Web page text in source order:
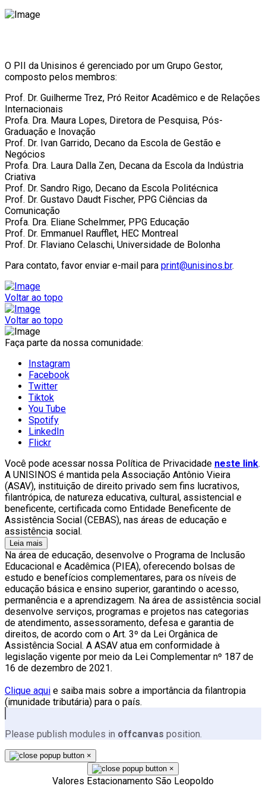
O PII da Unisinos é gerenciado por um Grupo Gestor,
composto pelos membros:
Prof. Dr. Guilherme Trez, Pró Reitor Acadêmico e de Relações
Internacionais
Profa. Dra. Maura Lopes, Diretora de Pesquisa, Pós-
Graduação e Inovação
Prof. Dr. Ivan Garrido, Decano da Escola de Gestão e
Negócios
Profa. Dra. Laura Dalla Zen, Decana da Escola da Indústria
Criativa
Prof. Dr. Sandro Rigo, Decano da Escola Politécnica
Prof. Dr. Gustavo Daudt Fischer, PPG Ciências da
Comunicação
Profa. Dra. Eliane Schelmmer, PPG Educação
Prof. Dr. Emmanuel Raufflet, HEC Montreal
Prof. Dr. Flaviano Celaschi, Universidade de Bolonha
Para contato, favor enviar e-mail para print@unisinos.br.
Voltar ao topo
Voltar ao topo
Faça parte da nossa comunidade:
Instagram
Facebook
Twitter
Tiktok
You Tube
Spotify
LinkedIn
Flickr
Você pode acessar nossa Política de Privacidade neste link.
A UNISINOS é mantida pela Associação Antônio Vieira
(ASAV), instituição de direito privado sem fins lucrativos,
filantrópica, de natureza educativa, cultural, assistencial e
beneficente, certificada como Entidade Beneficente de
Assistência Social (CEBAS), nas áreas de educação e
assistência social.
Leia mais
Na área de educação, desenvolve o Programa de Inclusão
Educacional e Acadêmica (PIEA), oferecendo bolsas de
estudo e benefícios complementares, para os níveis de
educação básica e ensino superior, garantindo o acesso,
permanência e a aprendizagem. Na área de assistência social
desenvolve serviços, programas e projetos nas categorias
de atendimento, assessoramento, defesa e garantia de
direitos, de acordo com o Art. 3º da Lei Orgânica de
Assistência Social. A ASAV atua em conformidade à
legislação vigente por meio da Lei Complementar nº 187 de
16 de dezembro de 2021.
Clique aqui e saiba mais sobre a importância da filantropia
(imunidade tributária) para o país.
Please publish modules in offcanvas position.
×
×
Valores Estacionamento São Leopoldo